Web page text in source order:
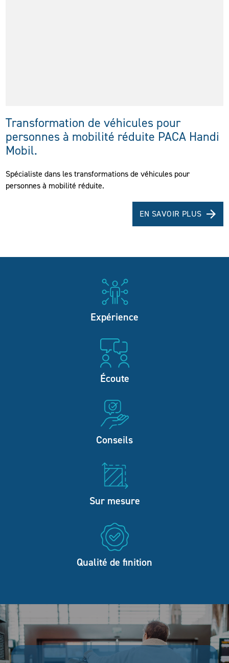
Transformation de véhicules pour
personnes à mobilité réduite PACA Handi
Mobil.
Spécialiste dans les transformations de véhicules pour
personnes à mobilité réduite.
EN SAVOIR PLUS
Expérience
Écoute
Conseils
Sur mesure
Qualité de finition